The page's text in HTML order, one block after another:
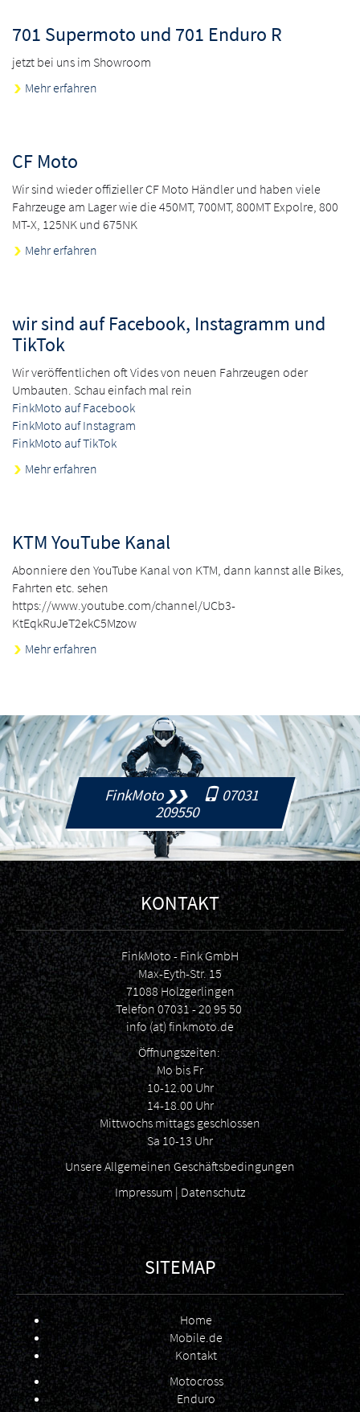
701 Supermoto und 701 Enduro R
jetzt bei uns im Showroom
Mehr erfahren
CF Moto
Wir sind wieder offizieller CF Moto Händler und haben viele
Fahrzeuge am Lager wie die 450MT, 700MT, 800MT Expolre, 800
MT-X, 125NK und 675NK
Mehr erfahren
wir sind auf Facebook, Instagramm und
TikTok
Wir veröffentlichen oft Vides von neuen Fahrzeugen oder
Umbauten. Schau einfach mal rein
FinkMoto auf Facebook
FinkMoto auf Instagram
FinkMoto auf TikTok
Mehr erfahren
KTM YouTube Kanal
Abonniere den YouTube Kanal von KTM, dann kannst alle Bikes,
Fahrten etc. sehen
https://www.youtube.com/channel/UCb3-
KtEqkRuJeT2ekC5Mzow
Mehr erfahren
FinkMoto
07031
209550
KONTAKT
FinkMoto - Fink GmbH
Max-Eyth-Str. 15
71088 Holzgerlingen
Telefon07031 - 20 95 50
info (at) finkmoto.de
Öffnungszeiten:
Mo bis Fr
10-12.00 Uhr
14-18.00 Uhr
Mittwochs mittags geschlossen
Sa 10-13 Uhr
Unsere Allgemeinen Geschäftsbedingungen
Impressum |Datenschutz
SITEMAP
Home
Mobile.de
Kontakt
Motocross
Enduro